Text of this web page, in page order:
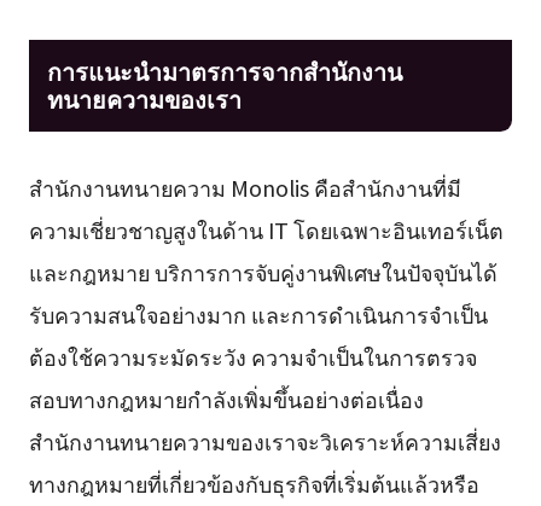
การแนะนำมาตรการจากสำนักงาน
ทนายความของเรา
สำนักงานทนายความ Monolis คือสำนักงานที่มี
ความเชี่ยวชาญสูงในด้าน IT โดยเฉพาะอินเทอร์เน็ต
และกฎหมาย บริการการจับคู่งานพิเศษในปัจจุบันได้
รับความสนใจอย่างมาก และการดำเนินการจำเป็น
ต้องใช้ความระมัดระวัง ความจำเป็นในการตรวจ
สอบทางกฎหมายกำลังเพิ่มขึ้นอย่างต่อเนื่อง
สำนักงานทนายความของเราจะวิเคราะห์ความเสี่ยง
ทางกฎหมายที่เกี่ยวข้องกับธุรกิจที่เริ่มต้นแล้วหรือ